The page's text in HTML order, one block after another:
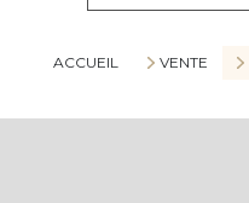
ACCUEIL VENTE